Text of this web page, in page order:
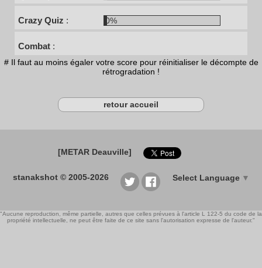
Crazy Quiz : 0%
Combat :
# Il faut au moins égaler votre score pour réinitialiser le décompte de
rétrogradation !
retour accueil
[METAR Deauville]
stanakshot © 2005-2026 Select Language ▼
"Aucune reproduction, même partielle, autres que celles prévues à l'article L 122-5 du code de la
propriété intellectuelle, ne peut être faite de ce site sans l'autorisation expresse de l'auteur."